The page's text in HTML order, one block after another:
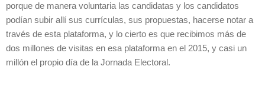
porque de manera voluntaria las candidatas y los candidatos
podían subir allí sus currículas, sus propuestas, hacerse notar a
través de esta plataforma, y lo cierto es que recibimos más de
dos millones de visitas en esa plataforma en el 2015, y casi un
millón el propio día de la Jornada Electoral.